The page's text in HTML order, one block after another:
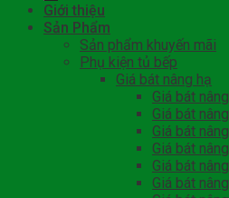
Giới thiệu
Sản Phẩm
Sản phẩm khuyến mãi
Phụ kiện tủ bếp
Giá bát nâng hạ
Giá bát
Giá bát
Giá bát
Giá bát
Giá bát
Giá bát